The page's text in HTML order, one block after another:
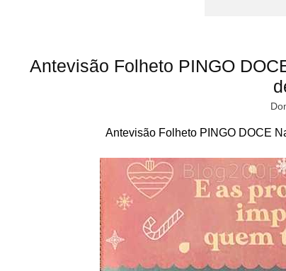
Antevisão Folheto PINGO
Antevisão Folheto PINGO DOCE